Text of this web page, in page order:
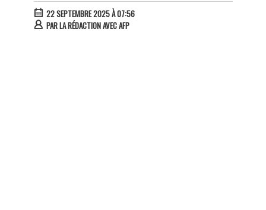
22 SEPTEMBRE 2025 À 07:56
PARLA RÉDACTION AVEC AFP